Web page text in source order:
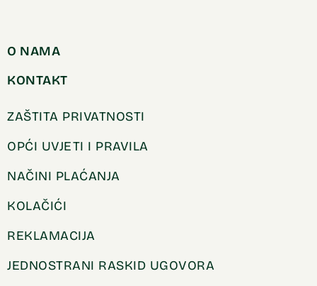
O NAMA
KONTAKT
ZAŠTITA PRIVATNOSTI
OPĆI UVJETI I PRAVILA
NAČINI PLAĆANJA
KOLAČIĆI
REKLAMACIJA
JEDNOSTRANI RASKID UGOVORA